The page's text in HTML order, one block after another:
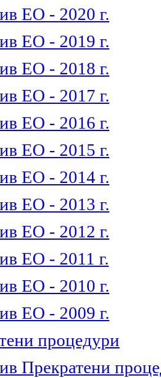
ЕО - 2020 г.
ЕО - 2019 г.
ЕО - 2018 г.
ЕО - 2017 г.
ЕО - 2016 г.
ЕО - 2015 г.
ЕО - 2014 г.
ЕО - 2013 г.
ЕО - 2012 г.
ЕО - 2011 г.
ЕО - 2010 г.
ЕО - 2009 г.
процедури
Прекратени